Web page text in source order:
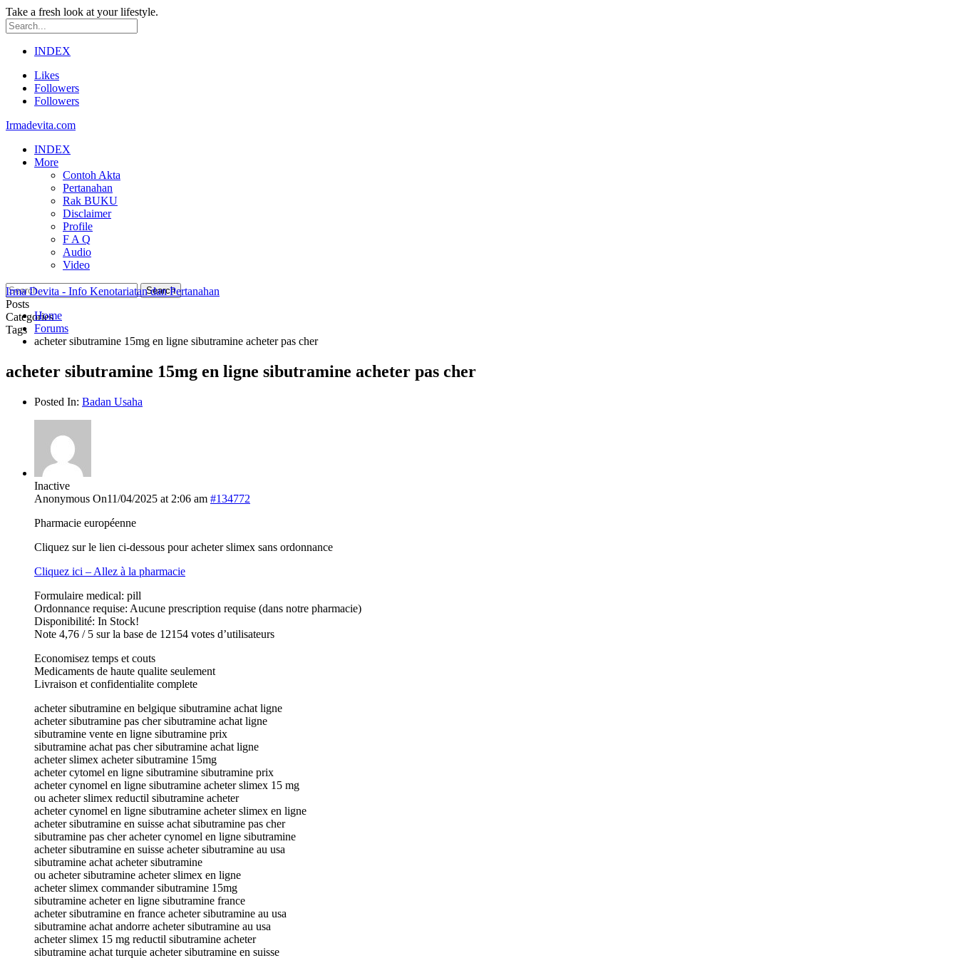
Take a fresh look at your lifestyle.
INDEX
Likes
Followers
Followers
Irmadevita.com
INDEX
More
Contoh Akta
Pertanahan
Rak BUKU
Disclaimer
Profile
F A Q
Audio
Video
Posts
Categories
Tags
Irma Devita - Info Kenotariatan dan Pertanahan
Home
Forums
acheter sibutramine 15mg en ligne sibutramine acheter pas cher
acheter sibutramine 15mg en ligne sibutramine acheter pas cher
Posted In: Badan Usaha
Inactive
Anonymous On11/04/2025 at 2:06 am #134772
Pharmacie européenne
Cliquez sur le lien ci-dessous pour acheter slimex sans ordonnance
Cliquez ici – Allez à la pharmacie
Formulaire medical: pill
Ordonnance requise: Aucune prescription requise (dans notre pharmacie)
Disponibilité: In Stock!
Note 4,76 / 5 sur la base de 12154 votes d’utilisateurs
Economisez temps et couts
Medicaments de haute qualite seulement
Livraison et confidentialite complete
acheter sibutramine en belgique sibutramine achat ligne
acheter sibutramine pas cher sibutramine achat ligne
sibutramine vente en ligne sibutramine prix
sibutramine achat pas cher sibutramine achat ligne
acheter slimex acheter sibutramine 15mg
acheter cytomel en ligne sibutramine sibutramine prix
acheter cynomel en ligne sibutramine acheter slimex 15 mg
ou acheter slimex reductil sibutramine acheter
acheter cynomel en ligne sibutramine acheter slimex en ligne
acheter sibutramine en suisse achat sibutramine pas cher
sibutramine pas cher acheter cynomel en ligne sibutramine
acheter sibutramine en suisse acheter sibutramine au usa
sibutramine achat acheter sibutramine
ou acheter sibutramine acheter slimex en ligne
acheter slimex commander sibutramine 15mg
sibutramine acheter en ligne sibutramine france
acheter sibutramine en france acheter sibutramine au usa
sibutramine achat andorre acheter sibutramine au usa
acheter slimex 15 mg reductil sibutramine acheter
sibutramine achat turquie acheter sibutramine en suisse